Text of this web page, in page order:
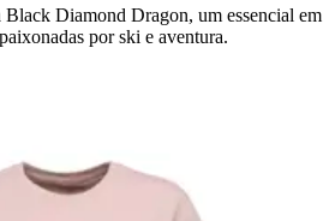
Diamond Dragon, um essencial em
por ski e aventura.